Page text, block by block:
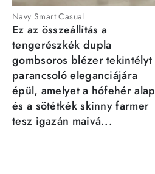
Navy Smart Casual
Ez az összeállítás a
tengerészkék dupla
gombsoros blézer tekintélyt
parancsoló eleganciájára
épül, amelyet a hófehér alap
és a sötétkék skinny farmer
tesz igazán maivá...